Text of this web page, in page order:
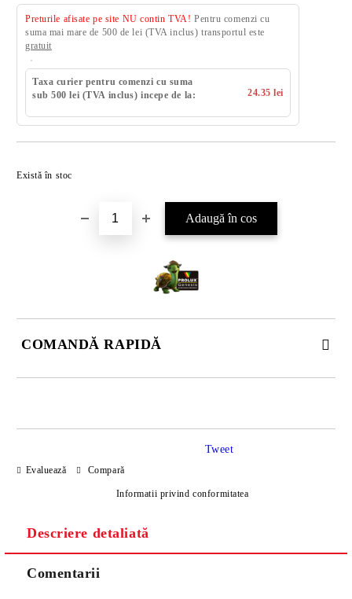
Preturile afisate pe site NU contin TVA! Pentru comenzi cu
suma mai mare de 500 de lei (TVA inclus) transportul este
gratuit
Taxa curier pentru comenzi cu suma
sub 500 lei (TVA inclus) incepe de la:
24.35 lei
Există în stoc
COMANDĂ RAPIDĂ
Sunt de acord cuPolitica de confidentialitate
Noi vă vom contacta pentru finalizarea comenzii.
Evaluează Compară
Informatii privind conformitatea
Tweet
Descriere detaliată
Comentarii